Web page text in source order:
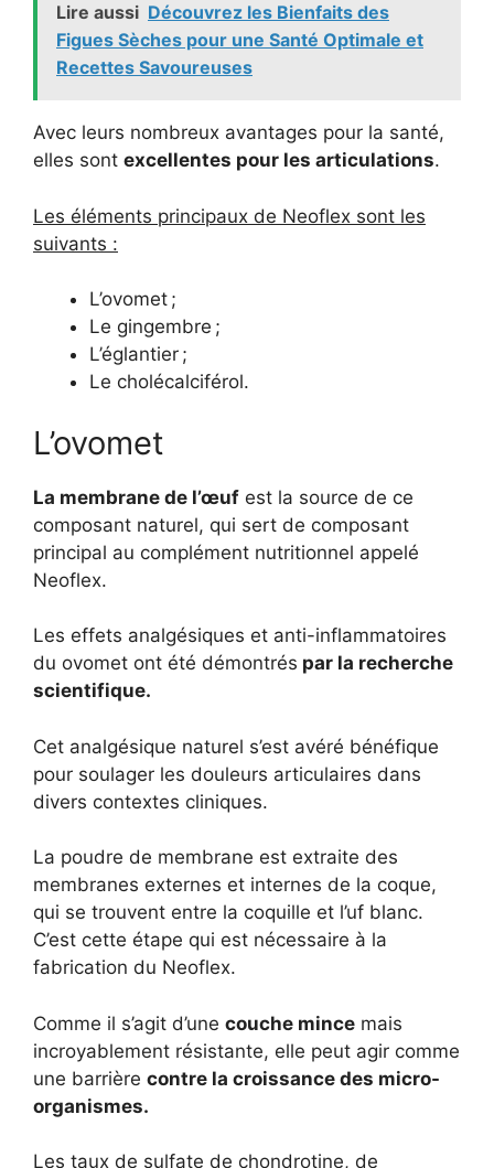
Lire aussi Découvrez les Bienfaits des
Figues Sèches pour une Santé Optimale et
Recettes Savoureuses
Avec leurs nombreux avantages pour la santé,
elles sont excellentes pour les articulations.
Les éléments principaux de Neoflex sont les
suivants :
L’ovomet ;
Le gingembre ;
L’églantier ;
Le cholécalciférol.
L’ovomet
La membrane de l’œuf est la source de ce
composant naturel, qui sert de composant
principal au complément nutritionnel appelé
Neoflex.
Les effets analgésiques et anti-inflammatoires
du ovomet ont été démontrés par la recherche
scientifique.
Cet analgésique naturel s’est avéré bénéfique
pour soulager les douleurs articulaires dans
divers contextes cliniques.
La poudre de membrane est extraite des
membranes externes et internes de la coque,
qui se trouvent entre la coquille et l’uf blanc.
C’est cette étape qui est nécessaire à la
fabrication du Neoflex.
Comme il s’agit d’une couche mince mais
incroyablement résistante, elle peut agir comme
une barrière contre la croissance des micro-
organismes.
Les taux de sulfate de chondrotine, de